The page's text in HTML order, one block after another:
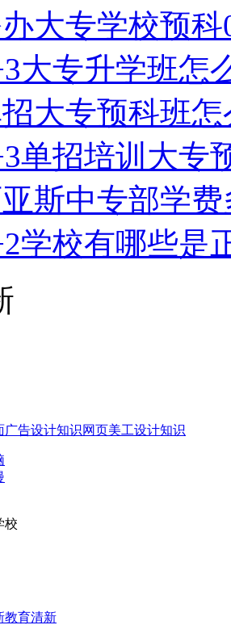
大专学校预
大专升学班怎
大专预科班
单招培训大专
斯中专部学
学校有哪些是
广告设计知识网页美工设计知识
教育清新